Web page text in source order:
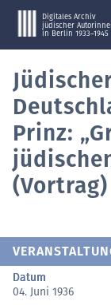
Digitales Archiv
jüdischer
in Berlin 1933–1945
Prinz:
(Vortrag)
Datum
04. Juni 1936